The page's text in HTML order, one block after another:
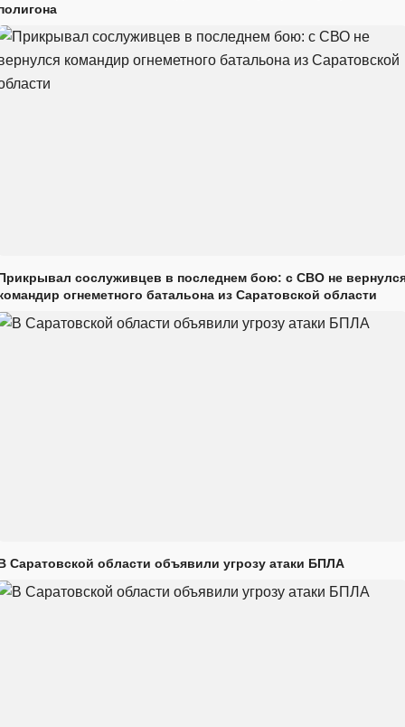
сослуживцев в последнем бою: с СВО не
огнеметного батальона из Саратовской области
Саратовской области объявили угрозу атаки БПЛА